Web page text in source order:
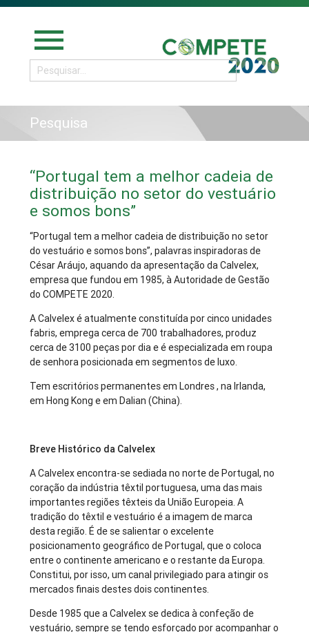
menu
Pesquisa
“Portugal tem a melhor cadeia de
distribuição no setor do vestuário
e somos bons”
“Portugal tem a melhor cadeia de distribuição no setor
do vestuário e somos bons”, palavras inspiradoras de
César Aráujo, aquando da apresentação da Calvelex,
empresa que fundou em 1985, à Autoridade de Gestão
do COMPETE 2020.
A Calvelex é atualmente constituída por cinco unidades
fabris, emprega cerca de 700 trabalhadores, produz
cerca de 3100 peças por dia e é especializada em roupa
de senhora posicionada em segmentos de luxo.
Tem escritórios permanentes em Londres , na Irlanda,
em Hong Kong e em Dalian (China).
Breve Histórico da Calvelex
A Calvelex encontra-se sediada no norte de Portugal, no
coração da indústria têxtil portuguesa, uma das mais
importantes regiões têxteis da União Europeia. A
tradição do têxtil e vestuário é a imagem de marca
desta região. É de se salientar o excelente
posicionamento geográfico de Portugal, que o coloca
entre o continente americano e o restante da Europa.
Constitui, por isso, um canal privilegiado para atingir os
mercados finais destes dois continentes.
Desde 1985 que a Calvelex se dedica à confeção de
vestuário, sempre se tendo esforçado por acompanhar o